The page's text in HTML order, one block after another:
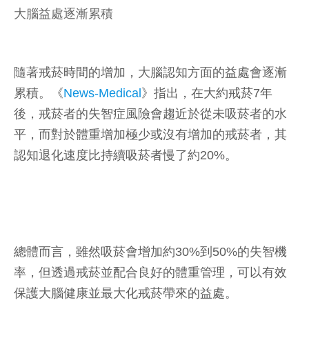
大腦益處逐漸累積
隨著戒菸時間的增加，大腦認知方面的益處會逐漸
累積。《News-Medical 》指出，在大約戒菸7年
後，戒菸者的失智症風險會趨近於從未吸菸者的水
平，而對於體重增加極少或沒有增加的戒菸者，其
認知退化速度比持續吸菸者慢了約20%。
總體而言，雖然吸菸會增加約30%到50%的失智機
率，但透過戒菸並配合良好的體重管理，可以有效
保護大腦健康並最大化戒菸帶來的益處。